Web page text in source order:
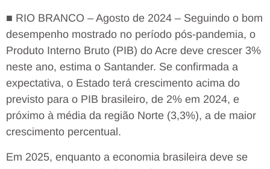
■ RIO BRANCO – Agosto de 2024 – Seguindo o bom
desempenho mostrado no período pós-pandemia, o
Produto Interno Bruto (PIB) do Acre deve crescer 3%
neste ano, estima o Santander. Se confirmada a
expectativa, o Estado terá crescimento acima do
previsto para o PIB brasileiro, de 2% em 2024, e
próximo à média da região Norte (3,3%), a de maior
crescimento percentual.
Em 2025, enquanto a economia brasileira deve se